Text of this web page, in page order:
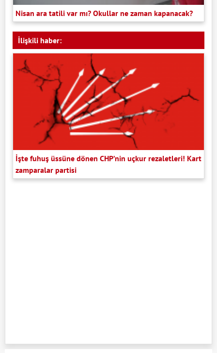
Nisan ara tatili var mı? Okullar ne zaman kapanacak?
İlişkili haber:
İşte fuhuş üssüne dönen CHP’nin uçkur rezaletleri! Kart
zamparalar partisi